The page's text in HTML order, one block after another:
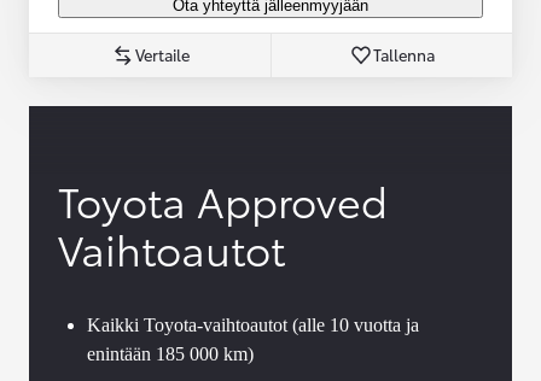
Ota yhteyttä jälleenmyyjään
Vertaile Tallenna
Toyota Approved
Vaihtoautot
Kaikki Toyota-vaihtoautot (alle 10 vuotta ja
enintään 185 000 km)